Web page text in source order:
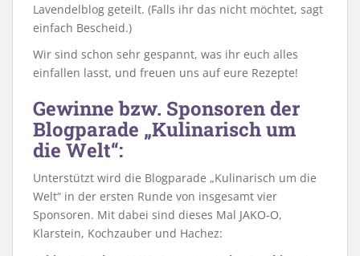
Lavendelblog geteilt. (Falls ihr das nicht möchtet, sagt
einfach Bescheid.)
Wir sind schon sehr gespannt, was ihr euch alles
einfallen lasst, und freuen uns auf eure Rezepte!
Gewinne bzw. Sponsoren der
Blogparade „Kulinarisch um
die Welt“:
Unterstützt wird die Blogparade „Kulinarisch um die
Welt“ in der ersten Runde von insgesamt vier
Sponsoren. Mit dabei sind dieses Mal JAKO-O,
Klarstein, Kochzauber und Hachez: